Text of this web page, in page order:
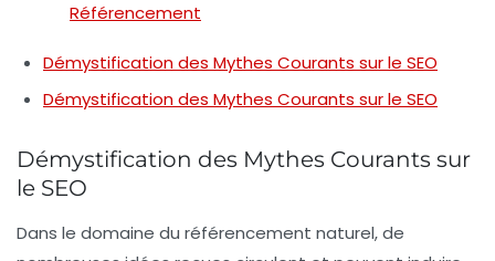
Référencement
Démystification des Mythes Courants sur le SEO
Démystification des Mythes Courants sur le SEO
Démystification des Mythes Courants sur
le SEO
Dans le domaine du référencement naturel, de